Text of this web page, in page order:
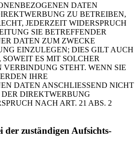
DATEN
ZU BETREIBEN,
JEDERZEIT WIDERSPRUCH
SIE BETREFFENDER
DATEN ZUM ZWECKE
EINZULEGEN; DIES GILT AUCH
ES MIT SOLCHER
STEHT. WENN SIE
IHRE
DATEN ANSCHLIESSEND NICHT
DIREKTWERBUNG
NACH ART. 21 ABS. 2
der zuständigen Aufsichts­